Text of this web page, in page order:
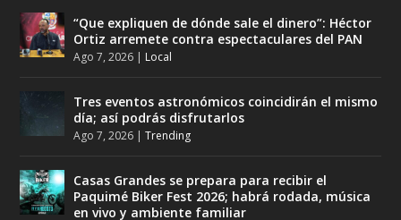
“Que expliquen de dónde sale el dinero”: Héctor
Ortiz arremete contra espectaculares del PAN
Ago 7, 2026 Local
Tres eventos astronómicos coincidirán el mismo
día; así podrás disfrutarlos
Ago 7, 2026 |Trending
Casas Grandes se prepara para recibir el
Paquimé Biker Fest 2026; habrá rodada, música
en vivo y ambiente familiar